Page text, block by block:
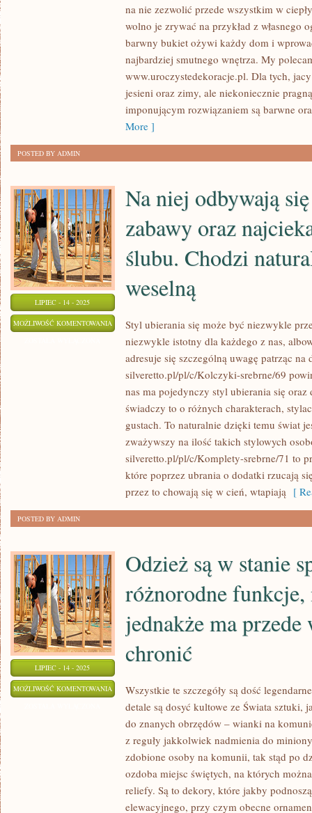
BYŁBY
STANIE
PODWAŻYĆ
OPINII
MÓWIĄCEJ
TYM,
NIEZWYKLE
CIĘŻKA
na nie zezwolić przede wszystkim w
wolno je zrywać na przykład z własnego
barwny bukiet ożywi każdy dom i
najbardziej smutnego wnętrza. My
www.uroczystedekoracje.pl. Dla tych,
jesieni oraz zimy, ale niekoniecznie
imponującym rozwiązaniem są barwne
More ]
POSTED BY ADMIN
LIPIEC - 14 - 2025
MOŻLIWOŚĆ KOMENTOWANIA
ODBYWAJĄ
WSZYSTKIE
ZABAWY
ORAZ
NAJCIEKAWSZE
CHWILE
ŚLUBU.
CHODZI
WESELNĄ
Na niej odbywają
zabawy oraz
ślubu. Chodzi
weselną
Styl ubierania się może być niezwykle
niezwykle istotny dla każdego z nas,
adresuje się szczególną uwagę patrząc na
silveretto.pl/pl/c/Kolczyki-srebrne/69
nas ma pojedynczy styl ubierania się oraz
świadczy to o różnych charakterach,
gustach. To naturalnie dzięki temu świat
zważywszy na ilość takich stylowych
silveretto.pl/pl/c/Komplety-srebrne/71 to
które poprzez ubrania o dodatki rzucają
przez to chowają się w cień, wtapiają [
POSTED BY ADMIN
LIPIEC - 14 - 2025
MOŻLIWOŚĆ KOMENTOWANIA ODZIEŻ
STANIE
SPEŁNIAĆ
RÓŻNORODNE
FUNKCJE,
NIEMNIEJ
Odzież są w stanie
różnorodne
jednakże ma
chronić
Wszystkie te szczegóły są dość
detale są dosyć kultowe ze Świata sztuki,
do znanych obrzędów – wianki na
z reguły jakkolwiek nadmienia do
zdobione osoby na komunii, tak stąd po
ozdoba miejsc świętych, na których
reliefy. Są to dekory, które jakby
elewacyjnego, przy czym obecne